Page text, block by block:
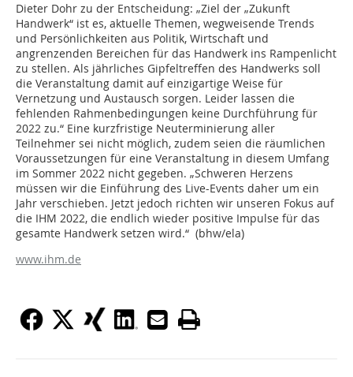
Dieter Dohr zu der Entscheidung: „Ziel der „Zukunft
Handwerk“ ist es, aktuelle Themen, wegweisende Trends
und Persönlichkeiten aus Politik, Wirtschaft und
angrenzenden Bereichen für das Handwerk ins Rampenlicht
zu stellen. Als jährliches Gipfeltreffen des Handwerks soll
die Veranstaltung damit auf einzigartige Weise für
Vernetzung und Austausch sorgen. Leider lassen die
fehlenden Rahmenbedingungen keine Durchführung für
2022 zu.“ Eine kurzfristige Neuterminierung aller
Teilnehmer sei nicht möglich, zudem seien die räumlichen
Voraussetzungen für eine Veranstaltung in diesem Umfang
im Sommer 2022 nicht gegeben. „Schweren Herzens
müssen wir die Einführung des Live-Events daher um ein
Jahr verschieben. Jetzt jedoch richten wir unseren Fokus auf
die IHM 2022, die endlich wieder positive Impulse für das
gesamte Handwerk setzen wird.“ (bhw/ela)
www.ihm.de